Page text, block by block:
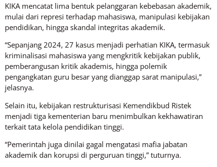
KIKA mencatat lima bentuk pelanggaran kebebasan akademik,
mulai dari represi terhadap mahasiswa, manipulasi kebijakan
pendidikan, hingga skandal integritas akademik.
“Sepanjang 2024, 27 kasus menjadi perhatian KIKA, termasuk
kriminalisasi mahasiswa yang mengkritik kebijakan publik,
pemberangusan kritik akademis, hingga polemik
pengangkatan guru besar yang dianggap sarat manipulasi,”
jelasnya.
Selain itu, kebijakan restrukturisasi Kemendikbud Ristek
menjadi tiga kementerian baru menimbulkan kekhawatiran
terkait tata kelola pendidikan tinggi.
“Pemerintah juga dinilai gagal mengatasi mafia jabatan
akademik dan korupsi di perguruan tinggi,” tuturnya.